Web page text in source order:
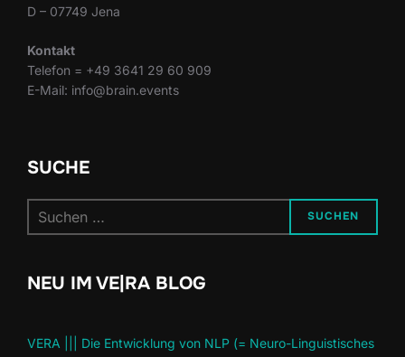
D – 07749 Jena
Kontakt
Telefon = +49 3641 29 60 909
E-Mail: info@brain.events
SUCHE
nach:
SUCHEN
NEU IM VE|RA BLOG
VERA ||| Die Entwicklung von NLP (= Neuro-Linguistisches